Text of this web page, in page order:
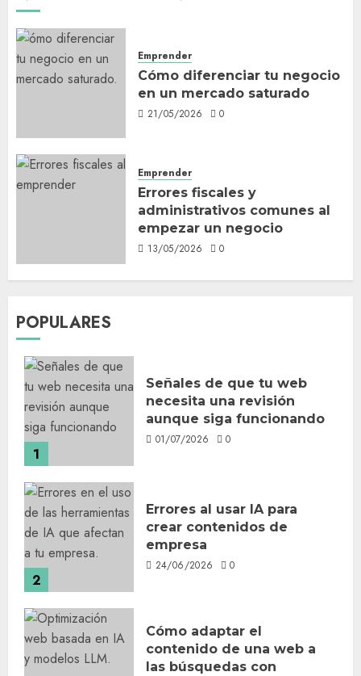
Emprender
Cómo diferenciar tu negocio
en un mercado saturado
21/05/2026 0
Emprender
Errores fiscales y
administrativos comunes al
empezar un negocio
13/05/2026 0
POPULARES
1
Señales de que tu web
necesita una revisión
aunque siga funcionando
01/07/2026 0
2
Errores al usar IA para
crear contenidos de
empresa
24/06/2026 0
Cómo adaptar el
contenido de una web a
las búsquedas con